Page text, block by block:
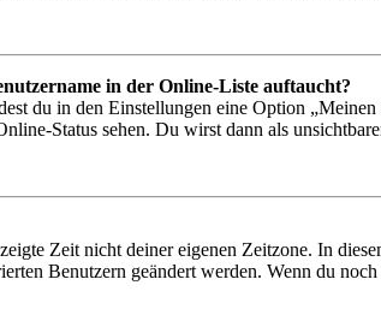
in der Online-Liste auftaucht?
du in den Einstellungen eine Option
Status sehen. Du wirst dann als
Zeit nicht deiner eigenen Zeitzone. In
Benutzern geändert werden. Wenn du